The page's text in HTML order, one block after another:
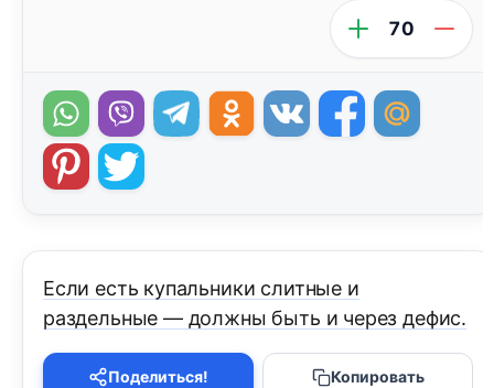
70
Если есть купальники слитные и
раздельные — должны быть и через дефис.
Поделиться! Копировать